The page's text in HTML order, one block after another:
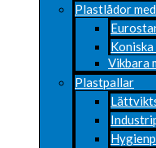
Plastlådor
Vikbara
Plastpallar